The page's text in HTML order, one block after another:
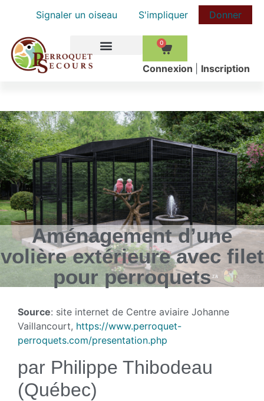
Signaler un oiseau S'impliquer Donner
0
Сonnexion Inscription
Aménagement d’une
volière extérieure avec filet
pour perroquets
Source: site internet de Centre aviaire Johanne
Vaillancourt, https://www.perroquet-
perroquets.com/presentation.php
par Philippe Thibodeau
(Québec)